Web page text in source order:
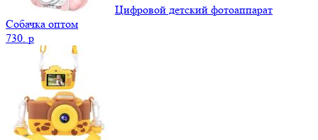
Цифровой детский фотоаппарат
Собачка оптом
730. p